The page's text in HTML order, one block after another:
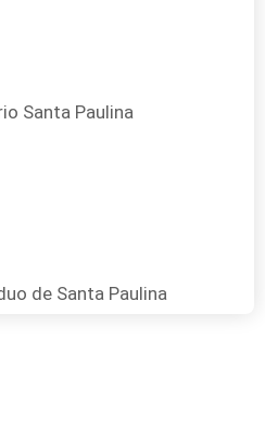
Santa Paulina
de Santa Paulina